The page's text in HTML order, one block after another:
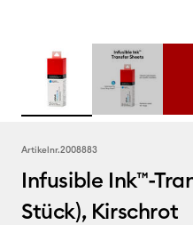
Artikelnr.2008883
Infusible Ink™-
Stück), Kirschrot